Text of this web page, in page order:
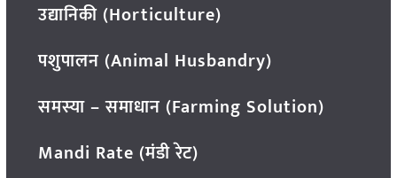
उद्यानिकी (Horticulture)
पशुपालन (Animal Husbandry)
समस्या – समाधान (Farming Solution)
Mandi Rate (मंडी रेट)